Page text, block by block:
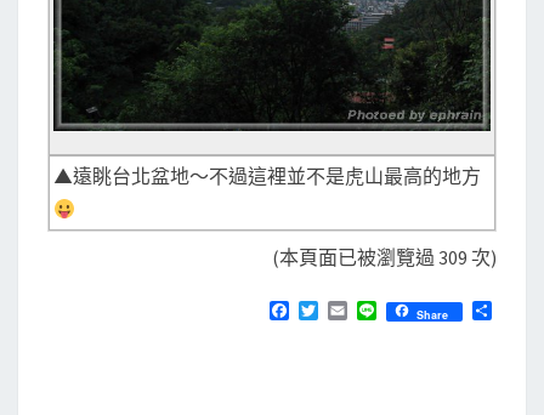
▲遠眺台北盆地～不過這裡並不是虎山最高的地方
(本頁面已被瀏覽過 309 次)
E
Share